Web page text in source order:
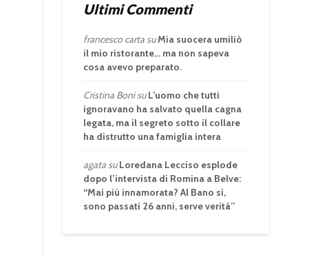
Ultimi Commenti
francesco cartasuMia suocera umiliò
il mio ristorante… ma non sapeva
cosa avevo preparato.
Cristina BonisuL’uomo che tutti
ignoravano ha salvato quella cagna
legata, ma il segreto sotto il collare
ha distrutto una famiglia intera
agatasuLoredana Lecciso esplode
dopo l’intervista di Romina a Belve:
“Mai più innamorata? Al Bano sì,
sono passati 26 anni, serve verità”